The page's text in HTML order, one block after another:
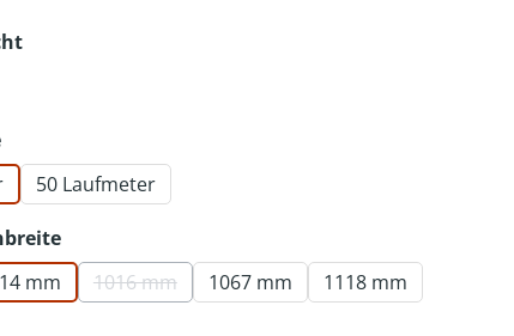
auswählen
auswählen
50 Laufmeter
auswählen
mm 1016 mm(Diese Option ist zurzeit nicht verfügbar.)
1067 mm
1118 mm